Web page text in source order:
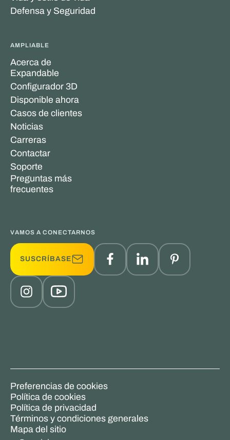
Defensa y Seguridad
AMPLIABLE
Acerca de
Expandable
Configurador 3D
Disponible ahora
Casos de clientes
Noticias
Carreras
Contactar
Soporte
Preguntas más
frecuentes
VAMOS A CONECTARNOS
SUSCRÍBASE
Preferencias de cookies
Política de cookies
Política de privacidad
Términos y condiciones generales
Mapa del sitio